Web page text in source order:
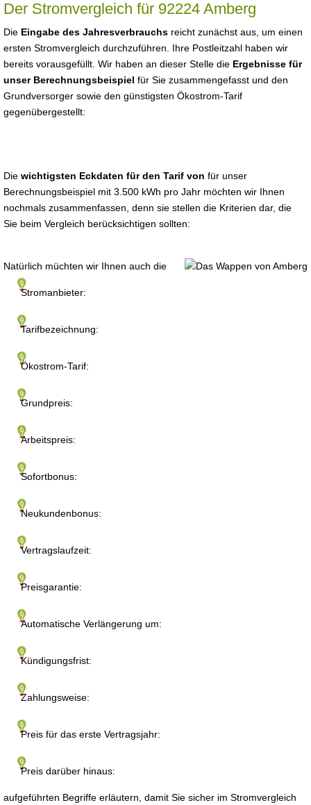
Der Stromvergleich für 92224 Amberg
Die Eingabe des Jahresverbrauchs reicht zunächst aus, um einen
ersten Stromvergleich durchzuführen. Ihre Postleitzahl haben wir
bereits vorausgefüllt. Wir haben an dieser Stelle die Ergebnisse für
unser Berechnungsbeispiel für Sie zusammengefasst und den
Grundversorger sowie den günstigsten Ökostrom-Tarif
gegenübergestellt:
Die wichtigsten Eckdaten für den Tarif von für unser
Berechnungsbeispiel mit 3.500 kWh pro Jahr möchten wir Ihnen
nochmals zusammenfassen, denn sie stellen die Kriterien dar, die
Sie beim Vergleich berücksichtigen sollten:
Stromanbieter:
Tarifbezeichnung:
Ökostrom-Tarif:
Grundpreis:
Arbeitspreis:
Sofortbonus:
Neukundenbonus:
Vertragslaufzeit:
Preisgarantie:
Automatische Verlängerung um:
Kündigungsfrist:
Zahlungsweise:
Preis für das erste Vertragsjahr:
Preis darüber hinaus:
Natürlich müchten wir Ihnen auch die
aufgeführten Begriffe erläutern, damit Sie sicher im Stromvergleich